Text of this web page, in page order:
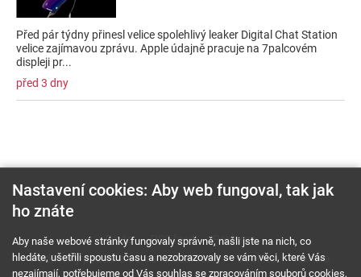
Před pár týdny přinesl velice spolehlivý leaker Digital Chat Station
velice zajímavou zprávu. Apple údajně pracuje na 7palcovém
displeji pr...
před 3 dny
O nás RSS feed
Reklama
Podmínky použití a ochrana soukromí
Cookies Kariéra
Nastavení cookies: Aby web fungoval, tak jak
ho znáte
Aby naše webové stránky fungovaly správně, našli jste na nich, co
hledáte, ušetřili spoustu času a nezobrazovaly se vám věci, které Vás
nezajímají, potřebujeme od Vás souhlas se zpracováním souborů cookies,